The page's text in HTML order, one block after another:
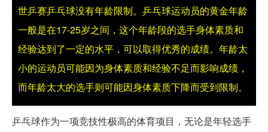
世乒赛乒乓球没有年龄限制。乒乓球运动员的黄金年龄
一般是在17-25岁之间，这个年龄段的选手身体素质和
经验达到了一定的水平，可以取得优秀的成绩。年龄太
小的运动员可能因为身体素质和经验不足而影响成绩，
而年龄太大的选手则可能因身体素质下降而受到限制。
乒乓球作为一项竞技性极高的体育项目，无论是年轻选手